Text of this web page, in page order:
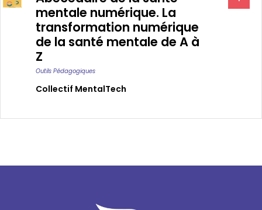
mentale numérique. La
transformation numérique
de la santé mentale de A à
Z
Outils Pédagogiques
Collectif MentalTech